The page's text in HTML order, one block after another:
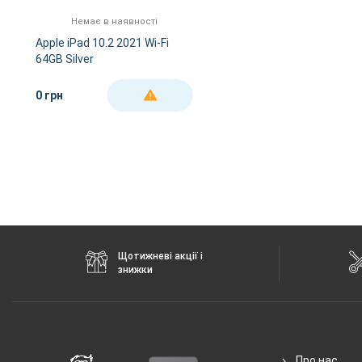
Wi-Fi
Інтерфейсний роз'єм
Стандарти зв'язку
Немає в наявності
Apple iPad 10.2 2021 Wi-Fi
64GB Silver
0 грн ДЕТАЛЬНІШЕ
Щотижневі акції і
знижки